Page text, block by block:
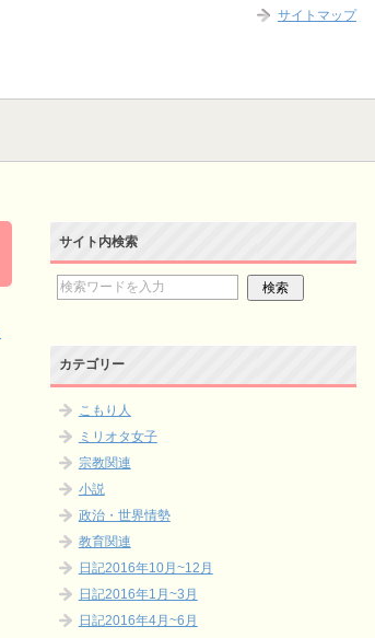
サイト内検索
カテゴリー
こもり人
ミリオタ女子
宗教関連
小説
政治・世界情勢
教育関連
日記2016年10月~12月
日記2016年1月~3月
日記2016年4月~6月
サイトマップ